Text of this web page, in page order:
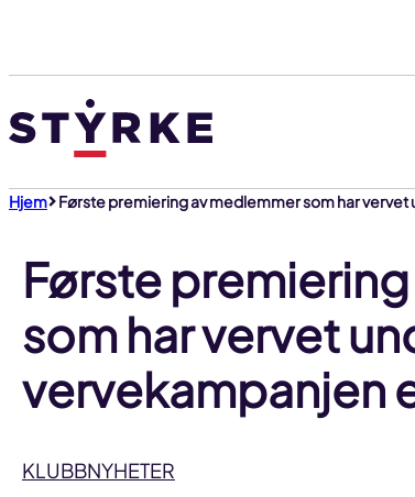
innhold
Hjem Første premiering av medlemmer som har
Første
som har vervet
vervekampanjen
KLUBBNYHETER